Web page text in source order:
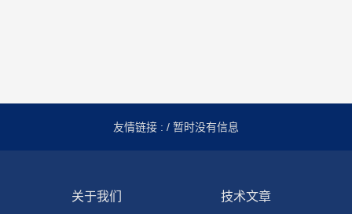
友情链接 : / 暂时没有信息
关于我们 技术文章